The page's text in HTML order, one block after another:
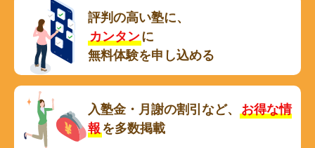
評判の高い塾に、
カンタンに
無料体験を申し込める
入塾金・月謝の割引など、
お得な情
報を多数掲載